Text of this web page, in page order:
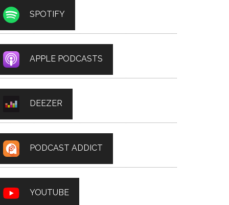
SPOTIFY
APPLE PODCASTS
DEEZER
PODCAST ADDICT
YOUTUBE